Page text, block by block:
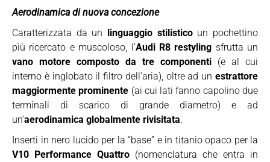
Aerodinamica di nuova concezione
Caratterizzata da un linguaggio stilisticoun pochettino
più ricercato e muscoloso, l’Audi R8 restyling sfrutta un
vano motore composto da tre componenti (e al cui
interno è inglobato il filtro dell’aria), oltre ad un estrattore
maggiormente prominente (ai cui lati fanno capolino due
terminali di scarico di grande diametro) e ad
un’aerodinamica globalmente rivisitata.
Inserti in nero lucido per la “base” e in titanio opaco per la
V10 Performance Quattro (nomenclatura che entra in